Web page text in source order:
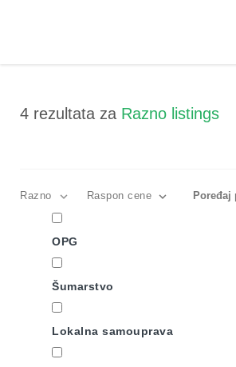
4 rezultata za Razno listings
Razno Raspon cene
OPG
Šumarstvo
Lokalna samouprava